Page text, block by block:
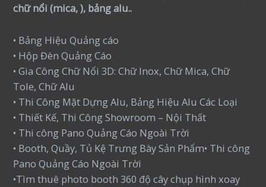
chữ nổi (mica, ), bảng alu..
• Bảng Hiệu Quảng cáo
• Hộp Đèn Quảng Cáo
• Gia Công Chữ Nổi 3D: Chữ Inox, Chữ Mica, Chữ
Tole, Chữ Alu
• Thi Công Mặt Dựng Alu, Bảng Hiệu Alu Các Loại
• Thiết Kế, Thi Công Showroom – Nội Thất
• Thi công Pano Quảng Cáo Ngoài Trời
• Booth, Quầy, Tủ Kệ Trưng Bày Sản Phẩm• Thi công
Pano Quảng Cáo Ngoài Trời
•Tìm thuê photo booth 360 độ cây chụp hình xoay